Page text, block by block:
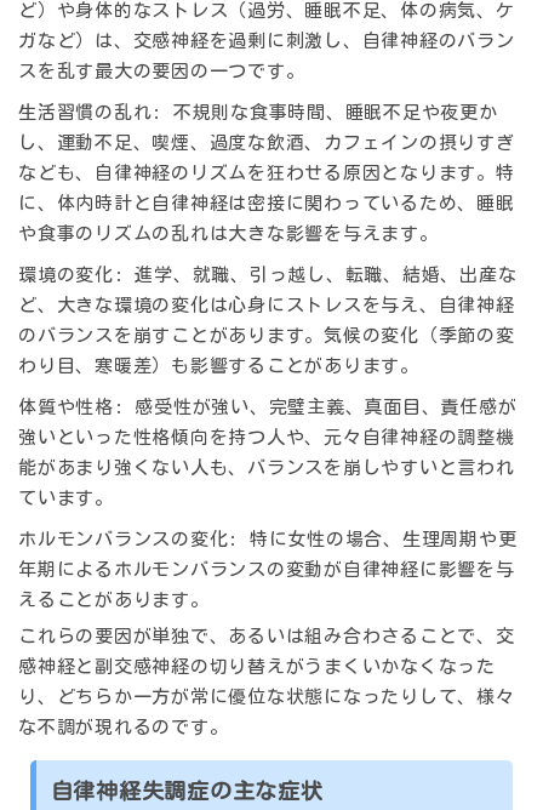
ど）や身体的なストレス（過労、睡眠不足、体の病気、ケ
ガなど）は、交感神経を過剰に刺激し、自律神経のバラン
スを乱す最大の要因の一つです。
生活習慣の乱れ : 不規則な食事時間、睡眠不足や夜更か
し、運動不足、喫煙、過度な飲酒、カフェインの摂りすぎ
なども、自律神経のリズムを狂わせる原因となります。特
に、体内時計と自律神経は密接に関わっているため、睡眠
や食事のリズムの乱れは大きな影響を与えます。
環境の変化 : 進学、就職、引っ越し、転職、結婚、出産な
ど、大きな環境の変化は心身にストレスを与え、自律神経
のバランスを崩すことがあります。気候の変化（季節の変
わり目、寒暖差）も影響することがあります。
体質や性格 : 感受性が強い、完璧主義、真面目、責任感が
強いといった性格傾向を持つ人や、元々自律神経の調整機
能があまり強くない人も、バランスを崩しやすいと言われ
ています。
ホルモンバランスの変化 : 特に女性の場合、生理周期や更
年期によるホルモンバランスの変動が自律神経に影響を与
えることがあります。
これらの要因が単独で、あるいは組み合わさることで、交
感神経と副交感神経の切り替えがうまくいかなくなった
り、どちらか一方が常に優位な状態になったりして、様々
な不調が現れるのです。
自律神経失調症の主な症状